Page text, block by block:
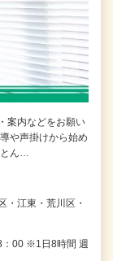
案内などをお願い
や声掛けから始め
とん…
・江東・荒川区・
：00 ※1日8時間 週